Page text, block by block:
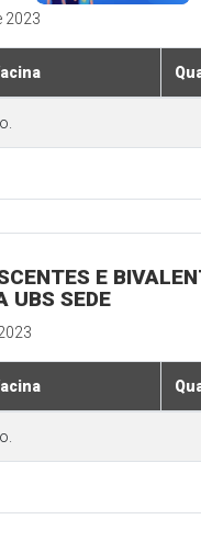
2023
E
UBS SEDE